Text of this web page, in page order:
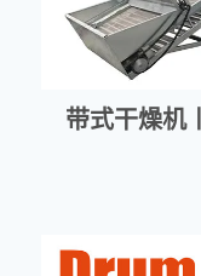
带式干燥机